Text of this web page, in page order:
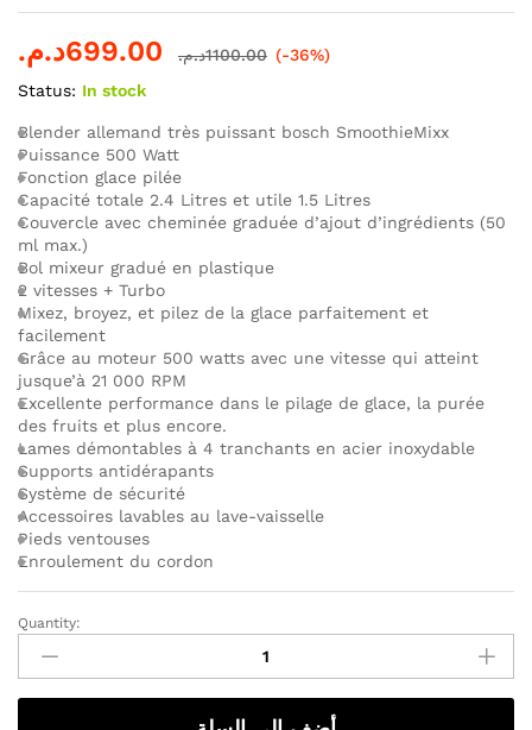
699.00د.م. 1100.00د.م.
(-36%)
Status: In stock
Blender allemand très puissant bosch SmoothieMixx
Puissance 500 Watt
Fonction glace pilée
Capacité totale 2.4 Litres et utile 1.5 Litres
Couvercle avec cheminée graduée d’ajout d’ingrédients (50
ml max.)
Bol mixeur gradué en plastique
2 vitesses + Turbo
Mixez, broyez, et pilez de la glace parfaitement et
facilement
Grâce au moteur 500 watts avec une vitesse qui atteint
jusque’à 21 000 RPM
Excellente performance dans le pilage de glace, la purée
des fruits et plus encore.
Lames démontables à 4 tranchants en acier inoxydable
Supports antidérapants
Système de sécurité
Accessoires lavables au lave-vaisselle
Pieds ventouses
Enroulement du cordon
Bosch
SMOOTHIE
MIXER
Blender
Quantity: